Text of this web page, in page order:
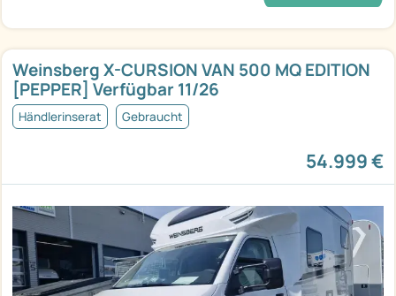
Weinsberg X-CURSION VAN 500 MQ EDITION
[PEPPER] Verfügbar 11/26
Händlerinserat Gebraucht
54.999 €